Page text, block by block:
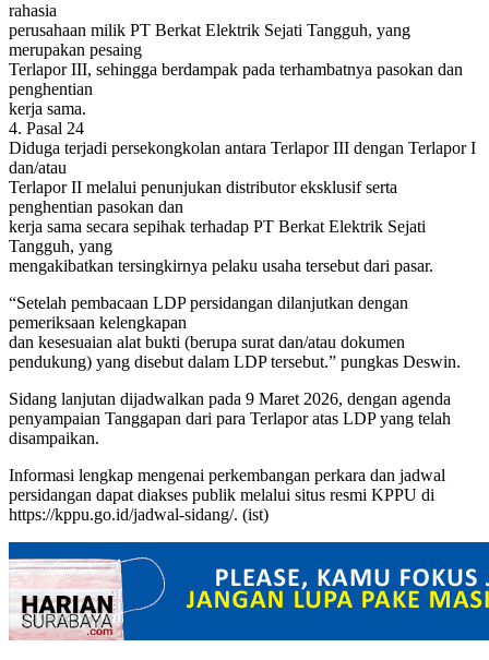
rahasia
perusahaan milik PT Berkat Elektrik Sejati Tangguh, yang
merupakan pesaing
Terlapor III, sehingga berdampak pada terhambatnya pasokan dan
penghentian
kerja sama.
4. Pasal 24
Diduga terjadi persekongkolan antara Terlapor III dengan Terlapor I
dan/atau
Terlapor II melalui penunjukan distributor eksklusif serta
penghentian pasokan dan
kerja sama secara sepihak terhadap PT Berkat Elektrik Sejati
Tangguh, yang
mengakibatkan tersingkirnya pelaku usaha tersebut dari pasar.
“Setelah pembacaan LDP persidangan dilanjutkan dengan
pemeriksaan kelengkapan
dan kesesuaian alat bukti (berupa surat dan/atau dokumen
pendukung) yang disebut dalam LDP tersebut.” pungkas Deswin.
Sidang lanjutan dijadwalkan pada 9 Maret 2026, dengan agenda
penyampaian Tanggapan dari para Terlapor atas LDP yang telah
disampaikan.
Informasi lengkap mengenai perkembangan perkara dan jadwal
persidangan dapat diakses publik melalui situs resmi KPPU di
https://kppu.go.id/jadwal-sidang/. (ist)